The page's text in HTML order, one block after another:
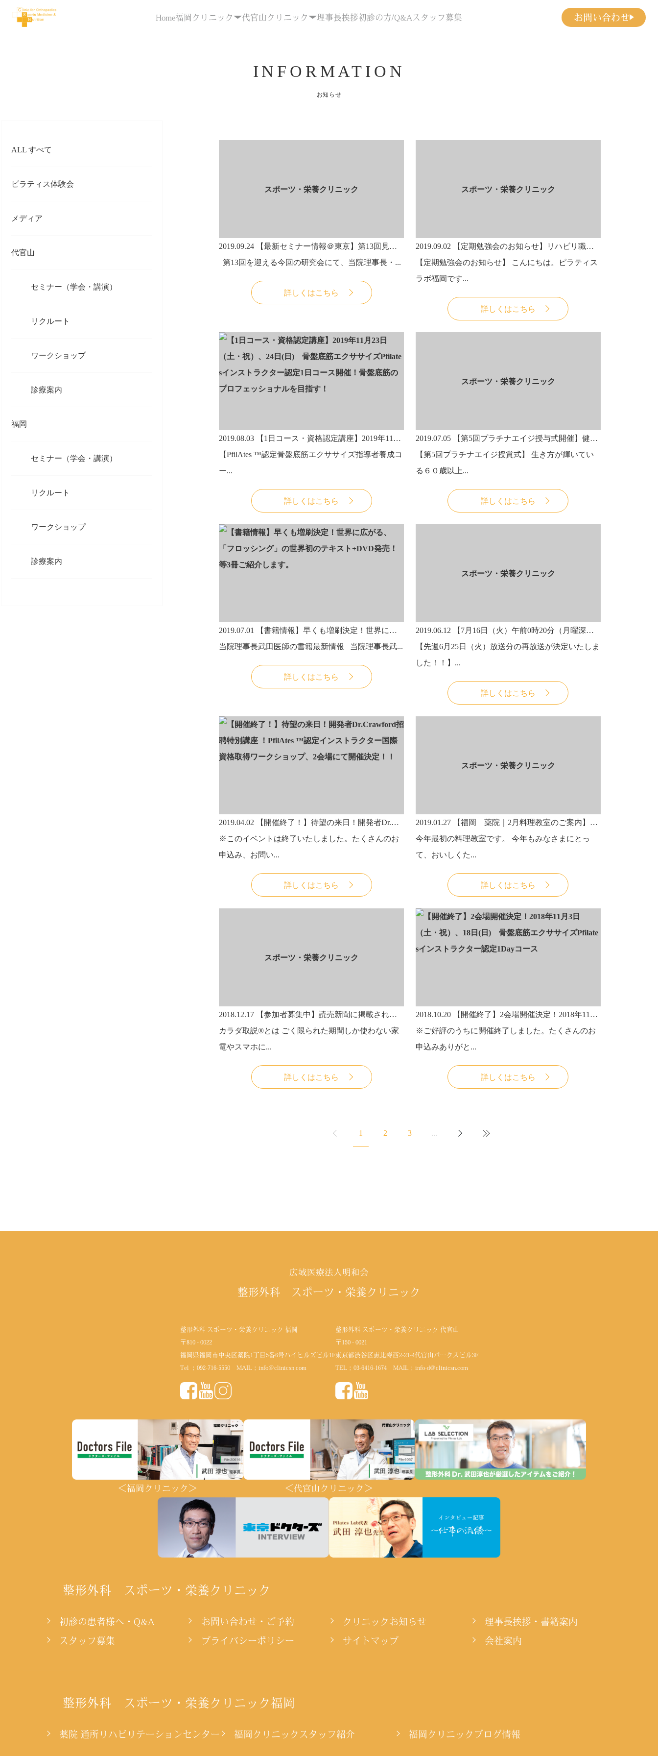
Home福岡クリニック 代官山クリニック 理事長挨拶初診の方/Q&A スタッフ募集 お問い合わせ
INFORMATION
お知らせ
ALL すべて
ピラティス体験会
メディア
代官山
セミナー（学会・講演）
リクルート
ワークショップ
診療案内
福岡
セミナー（学会・講演）
リクルート
ワークショップ
診療案内
スポーツ・栄養クリニック
2019.09.24
【最新セミナー情報＠東京】第13回見た目のアンチエイジング研究会にて、当院理事長・武田淳也医師が「運動におけるモーターコントロールの重要性とアンチエイジング」について講演します。
第13回を迎える今回の研究会にて、当院理事長・...
詳しくはこちら
スポーツ・栄養クリニック
2019.09.02
【定期勉強会のお知らせ】リハビリ職・トレーナー・インストラクター向け（もちろん、一般の方も参加いただけますよ！）の定期勉強会のお知らせです。肩関節の評価と触診～筋力～
【定期勉強会のお知らせ】 こんにちは。ピラティス
ラボ福岡です...
詳しくはこちら
2019.08.03
【1日コース・資格認定講座】2019年11月23日（土・祝）、24日(日) 骨盤底筋エクササイズPfilatesインストラクター認定1日コース開催！骨盤底筋のプロフェッショナルを目指す！
【PfilAtes ™認定骨盤底筋エクササイズ指導者養成コ
ー...
詳しくはこちら
スポーツ・栄養クリニック
2019.07.05
【第5回プラチナエイジ授与式開催】健康・スポーツ部門、医師であり栄養学者「医と食」の編集長である渡邊昌さんと、アーティスティック・スイミングジャパンヘッドコーチ、メダル獲得の世界的請負人の井村雅代さんのお二人が受賞されました。
【第5回プラチナエイジ授賞式】 生き方が輝いてい
る６０歳以上...
詳しくはこちら
2019.07.01
【書籍情報】早くも増刷決定！世界に広がる、「フロッシング」の世界初のテキスト+DVD発売！等3冊ご紹介します。
当院理事長武田医師の書籍最新情報 当院理事長武...
詳しくはこちら
スポーツ・栄養クリニック
2019.06.12
【7月16日（火）午前0時20分（月曜深夜）～再放送決定！】プロフェッショナル～仕事の流儀～にて脊椎外科のスペシャリスト、西良 浩一 教授と当院が紹介されます。
【先週6月25日（火）放送分の再放送が決定いたしま
した！！】...
詳しくはこちら
2019.04.02
【開催終了！】待望の来日！開発者Dr.Crawford招聘特別講座 ！PfilAtes ™認定インストラクター国際資格取得ワークショップ、2会場にて開催決定！！
※このイベントは終了いたしました。たくさんのお
申込み、お問い...
詳しくはこちら
スポーツ・栄養クリニック
2019.01.27
【福岡 薬院｜2月料理教室のご案内】続！かんぶつ食堂 日本のdry food ! 乾物をおいしく食べよう。
今年最初の料理教室です。 今年もみなさまにとっ
て、おいしくた...
詳しくはこちら
スポーツ・栄養クリニック
2018.12.17
【参加者募集中】読売新聞に掲載されました！！カラダ取説52期＠福岡 5月14日（火）からスタート！
カラダ取説®とは ごく限られた期間しか使わない家
電やスマホに...
詳しくはこちら
2018.10.20
【開催終了】2会場開催決定！2018年11月3日（土・祝）、18日(日) 骨盤底筋エクササイズPfilatesインストラクター認定1Dayコース
※ご好評のうちに開催終了しました。たくさんのお
申込みありがと...
詳しくはこちら
1 2 3 ...
広域医療法人明和会
整形外科 スポーツ・栄養クリニック
整形外科 スポーツ・栄養クリニック 福岡
〒810 - 0022
福岡県福岡市中央区薬院1丁目5番6号ハイヒルズビル1F
Tel ： 092-716-5550MAIL： info@clinicsn.com
整形外科 スポーツ・栄養クリニック 代官山
〒150 - 0021
東京都渋谷区恵比寿西2-21-4代官山パークスビル3F
TEL： 03-6416-1674MAIL： info-d@clinicsn.com
＜福岡クリニック＞ ＜代官山クリニック＞
整形外科 スポーツ・栄養クリニック
初診の患者様へ・Q&A お問い合わせ・ご予約 クリニックお知らせ 理事長挨拶・書籍案内
スタッフ募集 プライバシーポリシー サイトマップ 会社案内
整形外科 スポーツ・栄養クリニック福岡
薬院 通所リハビリテーションセンター 福岡クリニックスタッフ紹介 福岡クリニックブログ情報